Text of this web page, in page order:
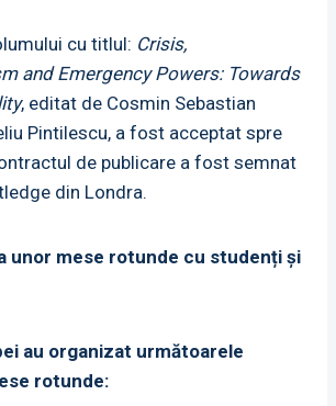
cu titlul: Crisis,
and Emergency Powers: Towards
, editat de Cosmin Sebastian
Pintilescu, a fost acceptat spre
de publicare a fost semnat
din Londra.
unor mese rotunde cu studenți și
au organizat următoarele
rotunde: